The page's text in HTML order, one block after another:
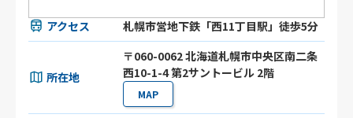
アクセス 札幌市営地下鉄「西11丁目駅」徒歩5分
所在地
〒060-0062 北海道札幌市中央区南二条
西10-1-4 第2サントービル 2階
MAP